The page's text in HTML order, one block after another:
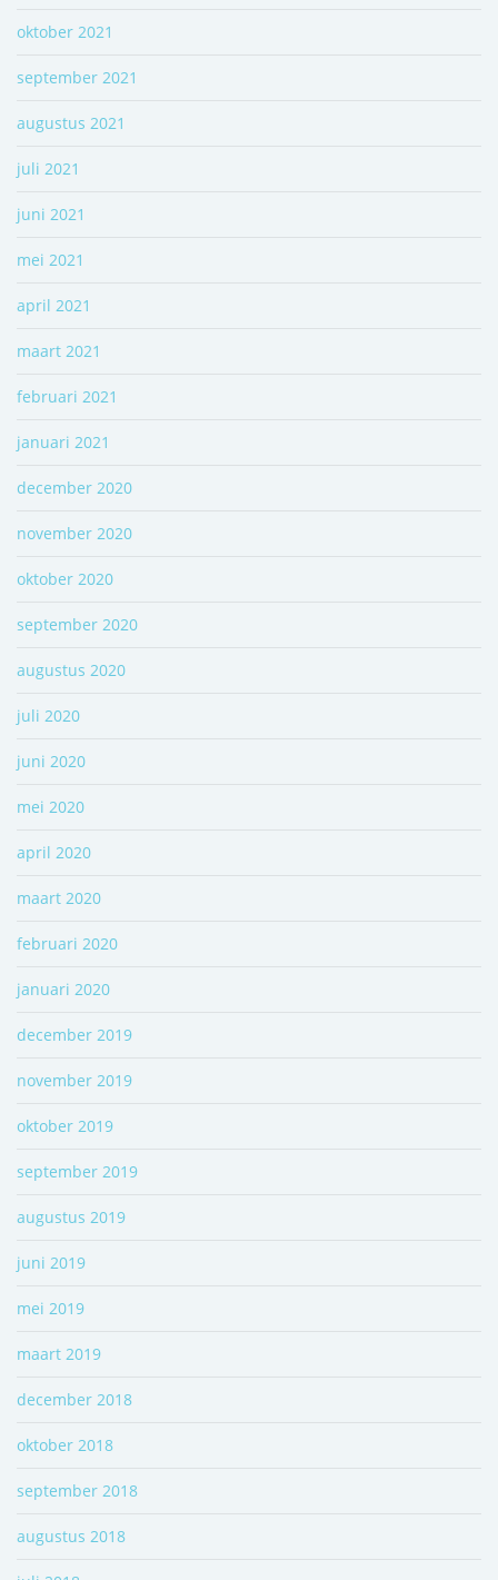
oktober 2021
september 2021
augustus 2021
juli 2021
juni 2021
mei 2021
april 2021
maart 2021
februari 2021
januari 2021
december 2020
november 2020
oktober 2020
september 2020
augustus 2020
juli 2020
juni 2020
mei 2020
april 2020
maart 2020
februari 2020
januari 2020
december 2019
november 2019
oktober 2019
september 2019
augustus 2019
juni 2019
mei 2019
maart 2019
december 2018
oktober 2018
september 2018
augustus 2018